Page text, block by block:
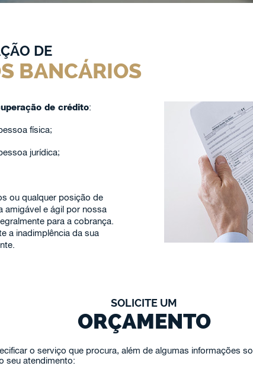
DE
BANCÁRIOS
de crédito:
física;
jurídica;
ou qualquer posição de
amigável e ágil por nossa
para a cobrança.
a inadimplência da sua
SOLICITE UM
ORÇAMENTO
o serviço que procura, além de algumas informações
seu atendimento: